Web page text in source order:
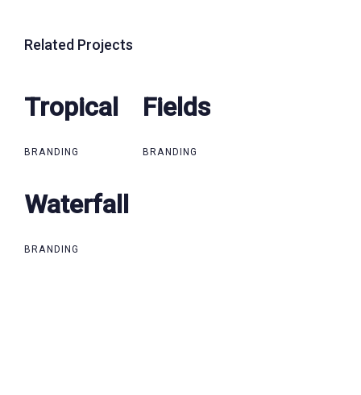
Related Projects
Tropical
Tropical
BRANDING
Fields
Fields
BRANDING
Waterfall
Waterfall
BRANDING